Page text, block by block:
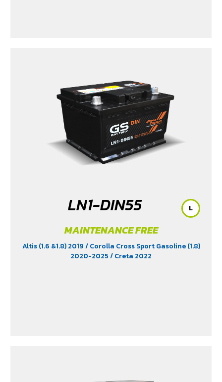
LN1-DIN55
MAINTENANCE FREE
Altis (1.6 &1.8) 2019/ Corolla Cross Sport Gasoline (1.8)
2020-2025/ Creta 2022
L